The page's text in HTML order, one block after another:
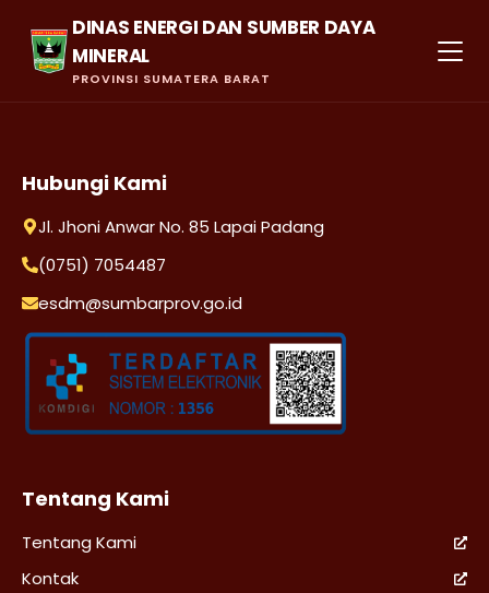
DINAS ENERGI DAN SUMBER DAYA
MINERAL
PROVINSI SUMATERA BARAT
Hubungi Kami
Jl. Jhoni Anwar No. 85 Lapai Padang
(0751) 7054487
esdm@sumbarprov.go.id
Tentang Kami
Tentang Kami
Kontak